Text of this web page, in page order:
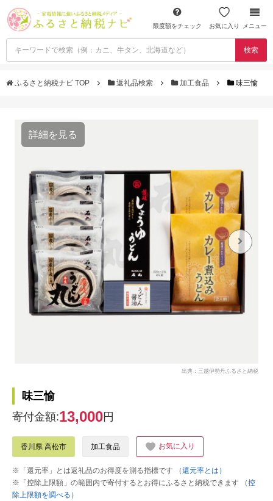
限度額をチェック お気に入り メニュー
検索
ふるさと納税ナビ TOP 返礼品検索 加工食品 味三愉
詳細を見る
出典：三越伊勢丹ふるさと納税
味三愉
寄付金額:13,000円
香川県 高松市 加工食品 お気に入り
※「還元率」とは返礼品のお得度を測る指標です
（還元率とは）
※「控除上限額」の範囲内で寄付するとお得にふるさと納税できます
（控
除上限額を調べる）